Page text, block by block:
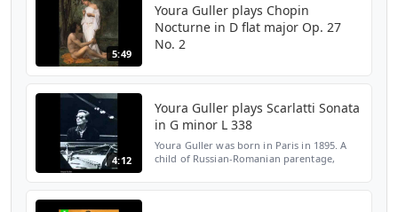
5:49
Youra Guller plays Chopin
Nocturne in D flat major Op. 27
No. 2
4:12
Youra Guller plays Scarlatti Sonata
in G minor L 338
Youra Guller was born in Paris in 1895. A
child of Russian-Romanian parentage,